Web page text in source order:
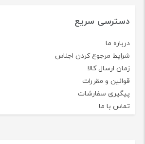
دسترسی سریع
درباره ما
شرایط مرجوع کردن اجناس
زمان ارسال کالا
قوانین و مقررات
پیگیری سفارشات
تماس با ما